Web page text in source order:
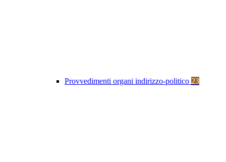
Provvedimenti organi indirizzo-politico 23